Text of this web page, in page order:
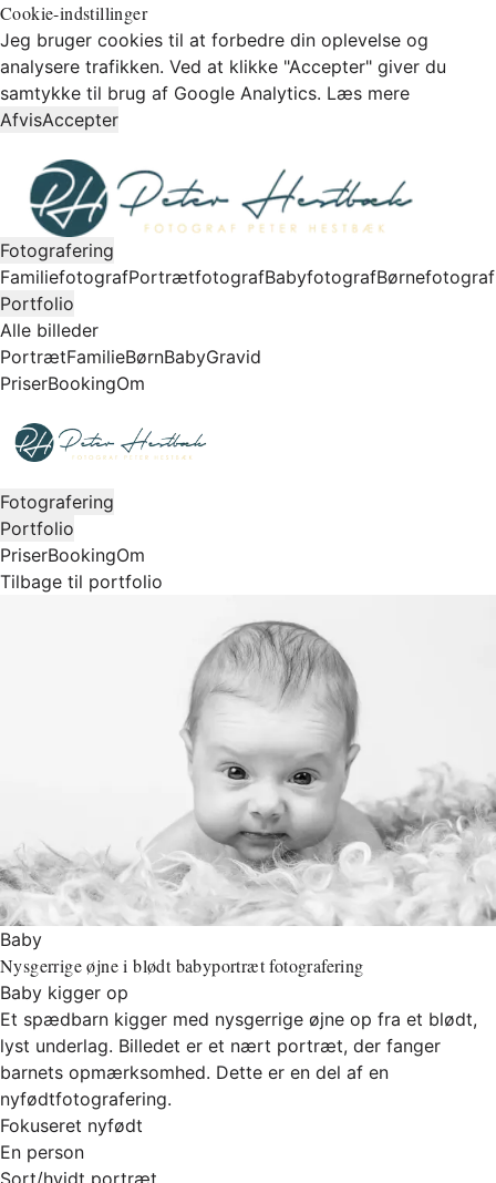
Cookie-indstillinger
Jeg bruger cookies til at forbedre din oplevelse og
analysere trafikken. Ved at klikke "Accepter" giver du
samtykke til brug af Google Analytics. Læs mere
AfvisAccepter
Fotografering
FamiliefotografPortrætfotografBabyfotografBørnefotograf
Portfolio
Alle billeder
PortrætFamilieBørnBabyGravid
PriserBookingOm
Fotografering
Portfolio
PriserBookingOm
Tilbage til portfolio
Baby
Nysgerrige øjne i blødt babyportræt fotografering
Baby kigger op
Et spædbarn kigger med nysgerrige øjne op fra et blødt,
lyst underlag. Billedet er et nært portræt, der fanger
barnets opmærksomhed. Dette er en del af en
nyfødtfotografering.
Fokuseret nyfødt
En person
Sort/hvidt portræt